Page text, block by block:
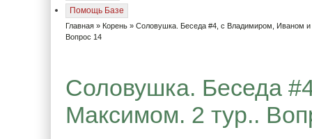
Помощь Базе
Главная » Корень » Соловушка. Беседа #4, с Владимиром, Иваном
Вопрос 14
Соловушка. Беседа
Максимом. 2 тур..